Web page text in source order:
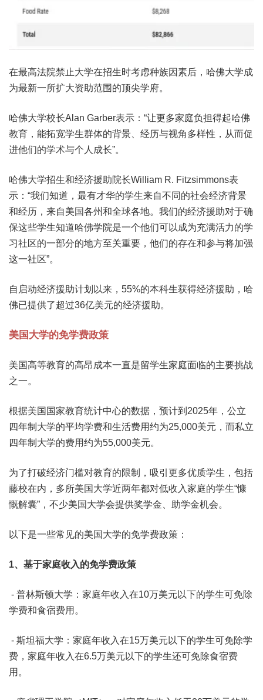
在最高法院禁止大学在招生时考虑种族因素后，哈佛大学成
为最新一所扩大资助范围的顶尖学府。
哈佛大学校长Alan Garber表示：“让更多家庭负担得起哈佛
教育，能拓宽学生群体的背景、经历与视角多样性，从而促
进他们的学术与个人成长”。
哈佛大学招生和经济援助院长William R. Fitzsimmons表
示：“我们知道，最有才华的学生来自不同的社会经济背景
和经历，来自美国各州和全球各地。我们的经济援助对于确
保这些学生知道哈佛学院是一个他们可以成为充满活力的学
习社区的一部分的地方至关重要，他们的存在和参与将加强
这一社区”。
自启动经济援助计划以来，55%的本科生获得经济援助，哈
佛已提供了超过36亿美元的经济援助。
美国大学的免学费政策
美国高等教育的高昂成本一直是留学生家庭面临的主要挑战
之一。
根据美国国家教育统计中心的数据，预计到2025年，公立
四年制大学的平均学费和生活费用约为25,000美元，而私立
四年制大学的费用约为55,000美元。
为了打破经济门槛对教育的限制，吸引更多优质学生，包括
藤校在内，多所美国大学近两年都对低收入家庭的学生“慷
慨解囊”，不少美国大学会提供奖学金、助学金机会。
以下是一些常见的美国大学的免学费政策：
1、 基于家庭收入的免学费政策
- 普林斯顿大学：家庭年收入在10万美元以下的学生可免除
学费和食宿费用。
- 斯坦福大学：家庭年收入在15万美元以下的学生可免除学
费，家庭年收入在6.5万美元以下的学生还可免除食宿费
用。